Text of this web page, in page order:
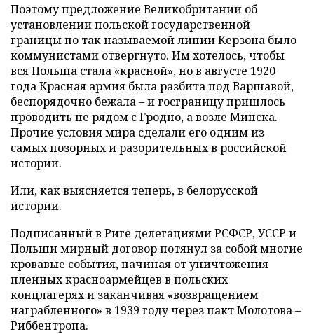
Поэтому предложение Великобритании об
установлении польской государственной
границы по так называемой линии Керзона было
коммунистами отвергнуто. Им хотелось, чтобы
вся Польша стала «красной», но в августе 1920
года Красная армия была разбита под Варшавой,
беспорядочно бежала – и госграницу пришлось
проводить не рядом с Гродно, а возле Минска.
Прочие условия мира сделали его одним из
самыхпозорных и разорительныхв российской
истории.
Или, как выясняется теперь, в белорусской
истории.
Подписанный в Риге делегациями РСФСР, УССР и
Польши мирный договор потянул за собой многие
кровавые события, начиная от уничтожения
пленных красноармейцев в польских
концлагерях и заканчивая «возвращением
награбленного» в 1939 году через пакт Молотова –
Риббентропа.